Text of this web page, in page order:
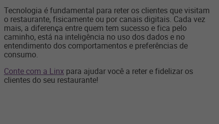
Tecnologia é fundamental para reter os clientes que visitam
o restaurante, fisicamente ou por canais digitais. Cada vez
mais, a diferença entre quem tem sucesso e fica pelo
caminho, está na inteligência no uso dos dados e no
entendimento dos comportamentos e preferências de
consumo.
Conte com a Linx para ajudar você a reter e fidelizar os
clientes do seu restaurante!